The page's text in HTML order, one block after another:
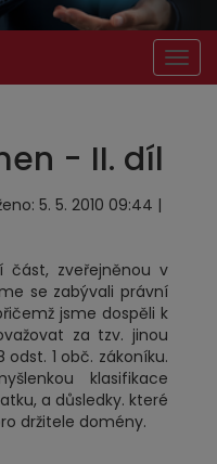
- II. díl
5. 5. 2010 09:44 |
část, zveřejněnou v
se zabývali právní
jsme dospěli k
za tzv. jinou
1 obč. zákoníku.
klasifikace
a důsledky. které
držitele domény.